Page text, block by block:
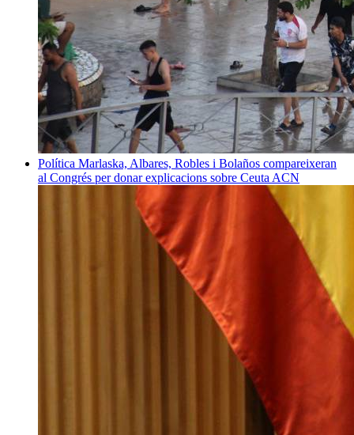
Política Marlaska, Albares, Robles i Bolaños compareixeran
al Congrés per donar explicacions sobre Ceuta ACN